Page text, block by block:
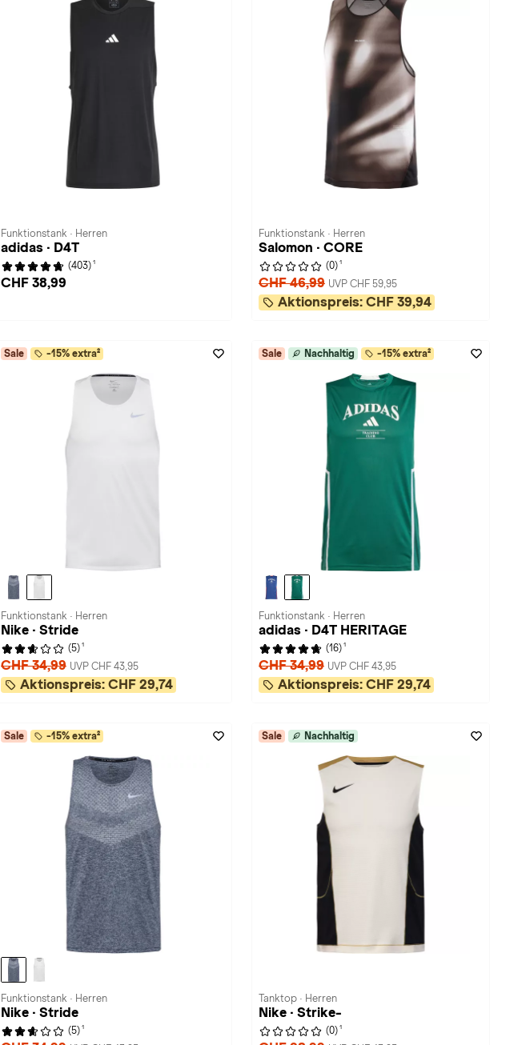
Funktionstank · Herren
adidas · D4T
(403) 1
CHF 38,99
Funktionstank · Herren
Salomon · CORE
(0) 1
CHF 46,99 UVP CHF 59,95
Aktionspreis: CHF 39,94
Sale -15% extra²
Funktionstank · Herren
Nike · Stride
(5) 1
CHF 34,99 UVP CHF 43,95
Aktionspreis: CHF 29,74
Sale Nachhaltig -15% extra²
Funktionstank · Herren
adidas · D4T HERITAGE
(16) 1
CHF 34,99 UVP CHF 43,95
Aktionspreis: CHF 29,74
Sale -15% extra²
Funktionstank · Herren
Nike · Stride
(5) 1
Sale Nachhaltig
Tanktop · Herren
Nike · Strike-
(0) 1